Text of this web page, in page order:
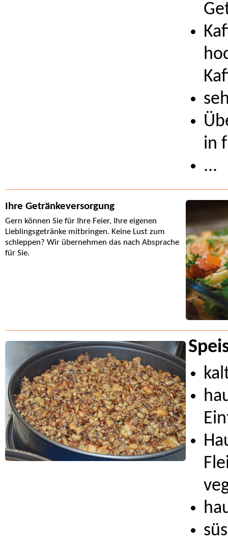
in
...
Ihre Getränkeversorgung
Gern können Sie für Ihre Feier, Ihre eigenen
Lieblingsgetränke mitbringen. Keine Lust zum
schleppen? Wir übernehmen das nach Absprache
für Sie.